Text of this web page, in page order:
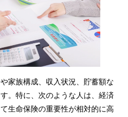
家族構成、収入状況、貯蓄額な
。特に、次のような人は、経済
生命保険の重要性が相対的に高